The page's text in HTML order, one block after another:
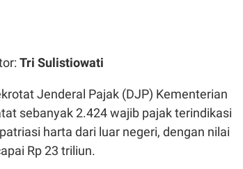
Tri Sulistiowati
Jenderal Pajak (DJP) Kementerian
sebanyak 2.424 wajib pajak terindikasi
harta dari luar negeri, dengan nilai
Rp 23 triliun.